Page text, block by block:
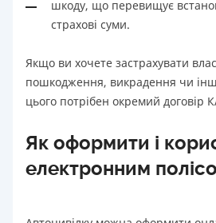
шкоду, що перевищує
страхові суми.
Якщо ви хочете застрахувати
пошкодження, викрадення чи
цього потрібен окремий договір
Як оформити і
електронним